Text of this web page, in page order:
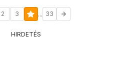
2 3 ... 33
HIRDETÉS